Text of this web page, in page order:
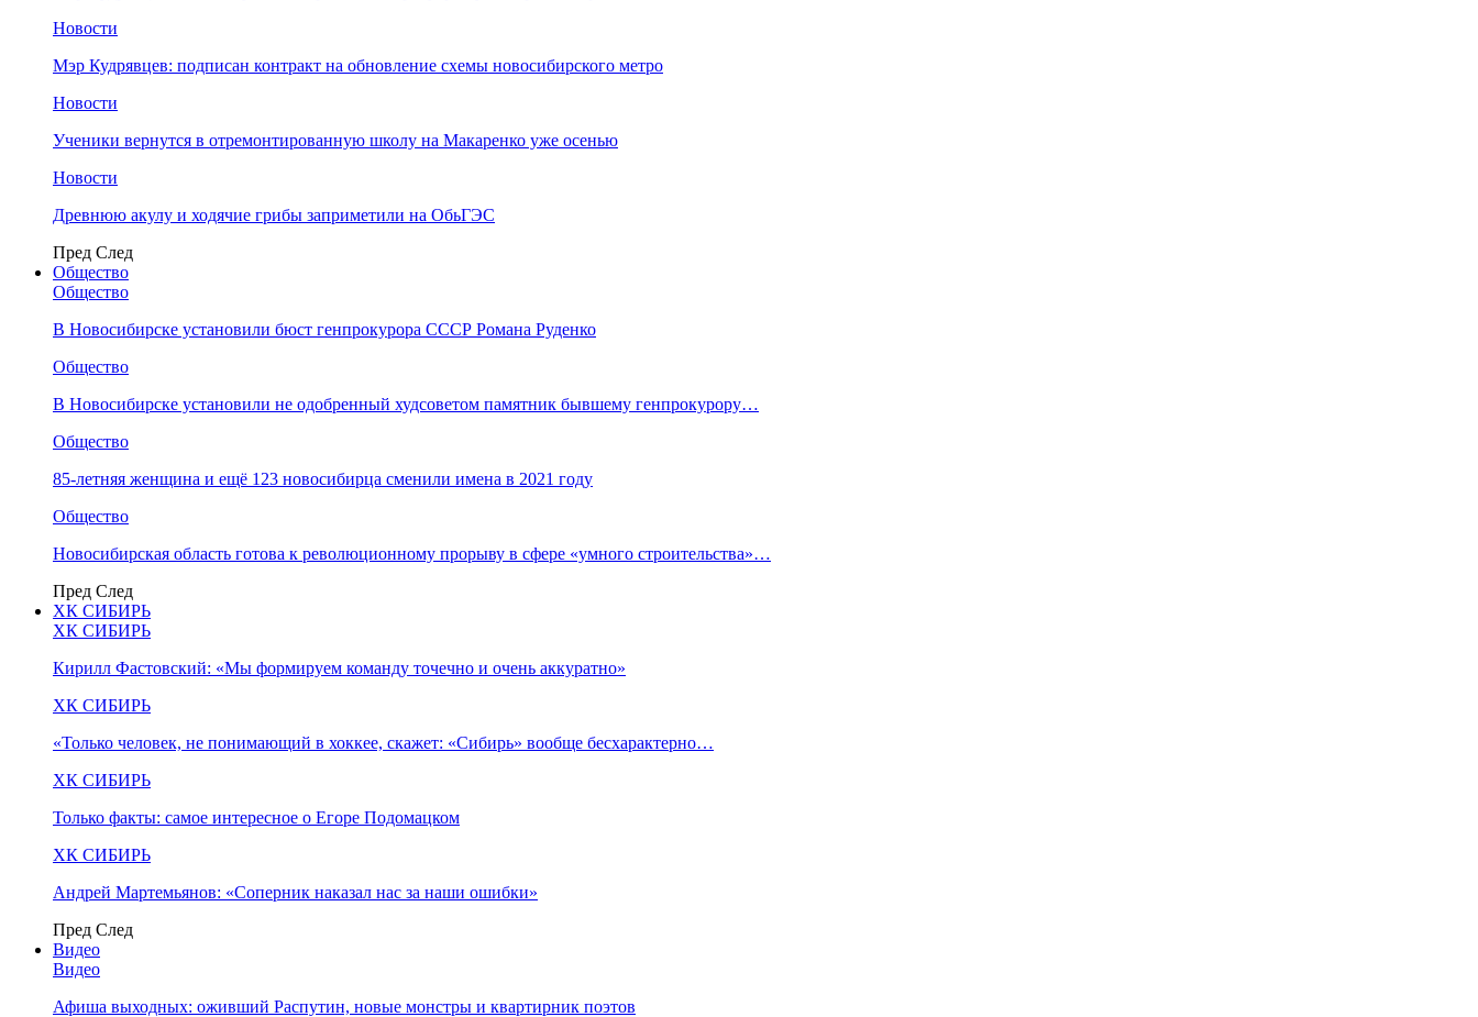
Новости
Мэр Кудрявцев: подписан контракт на обновление схемы новосибирского метро
Новости
Ученики вернутся в отремонтированную школу на Макаренко уже осенью
Новости
Древнюю акулу и ходячие грибы заприметили на ОбьГЭС
Пред След
Общество
Общество
В Новосибирске установили бюст генпрокурора СССР Романа Руденко
Общество
В Новосибирске установили не одобренный худсоветом памятник бывшему генпрокурору…
Общество
85-летняя женщина и ещё 123 новосибирца сменили имена в 2021 году
Общество
Новосибирская область готова к революционному прорыву в сфере «умного строительства»…
Пред След
ХК СИБИРЬ
ХК СИБИРЬ
Кирилл Фастовский: «Мы формируем команду точечно и очень аккуратно»
ХК СИБИРЬ
«Только человек, не понимающий в хоккее, скажет: «Сибирь» вообще бесхарактерно…
ХК СИБИРЬ
Только факты: самое интересное о Егоре Подомацком
ХК СИБИРЬ
Андрей Мартемьянов: «Соперник наказал нас за наши ошибки»
Пред След
Видео
Видео
Афиша выходных: оживший Распутин, новые монстры и квартирник поэтов